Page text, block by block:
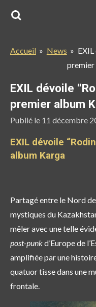
Passer
principal
Accueil » News » EXIL
premier
EXIL dévoile
premier album
Publié le 11 décembre
EXIL dévoile
album Karga
Partagé entre le Nord
mystiques du
mêler avec une telle
post-punkd’Europe de
amplifiée par une
quatuor tisse dans une
frontale.